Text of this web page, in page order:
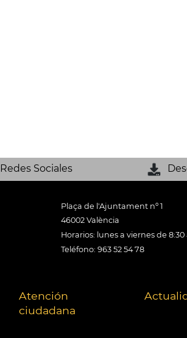
Redes Sociales
Plaça de l'Ajuntament nº 1
46002 València
Horarios: lunes a viernes de 8:30
Teléfono: 963 52 54 78
Atención
ciudadana